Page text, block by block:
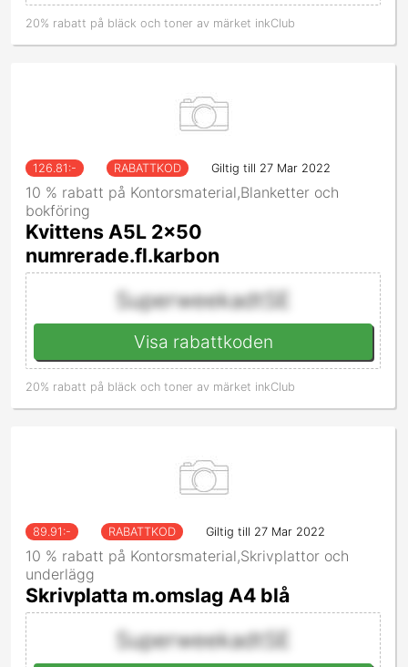
20% rabatt på bläck och toner av märket inkClub
126.81 :- RABATTKOD Giltig till 27 Mar 2022
10 % rabatt på Kontorsmaterial,Blanketter och
bokföring
Kvittens A5L 2x50
numrerade.fl.karbon
SuperweekadtSE
Visa rabattkoden
20% rabatt på bläck och toner av märket inkClub
89.91 :- RABATTKOD Giltig till 27 Mar 2022
10 % rabatt på Kontorsmaterial,Skrivplattor och
underlägg
Skrivplatta m.omslag A4 blå
SuperweekadtSE